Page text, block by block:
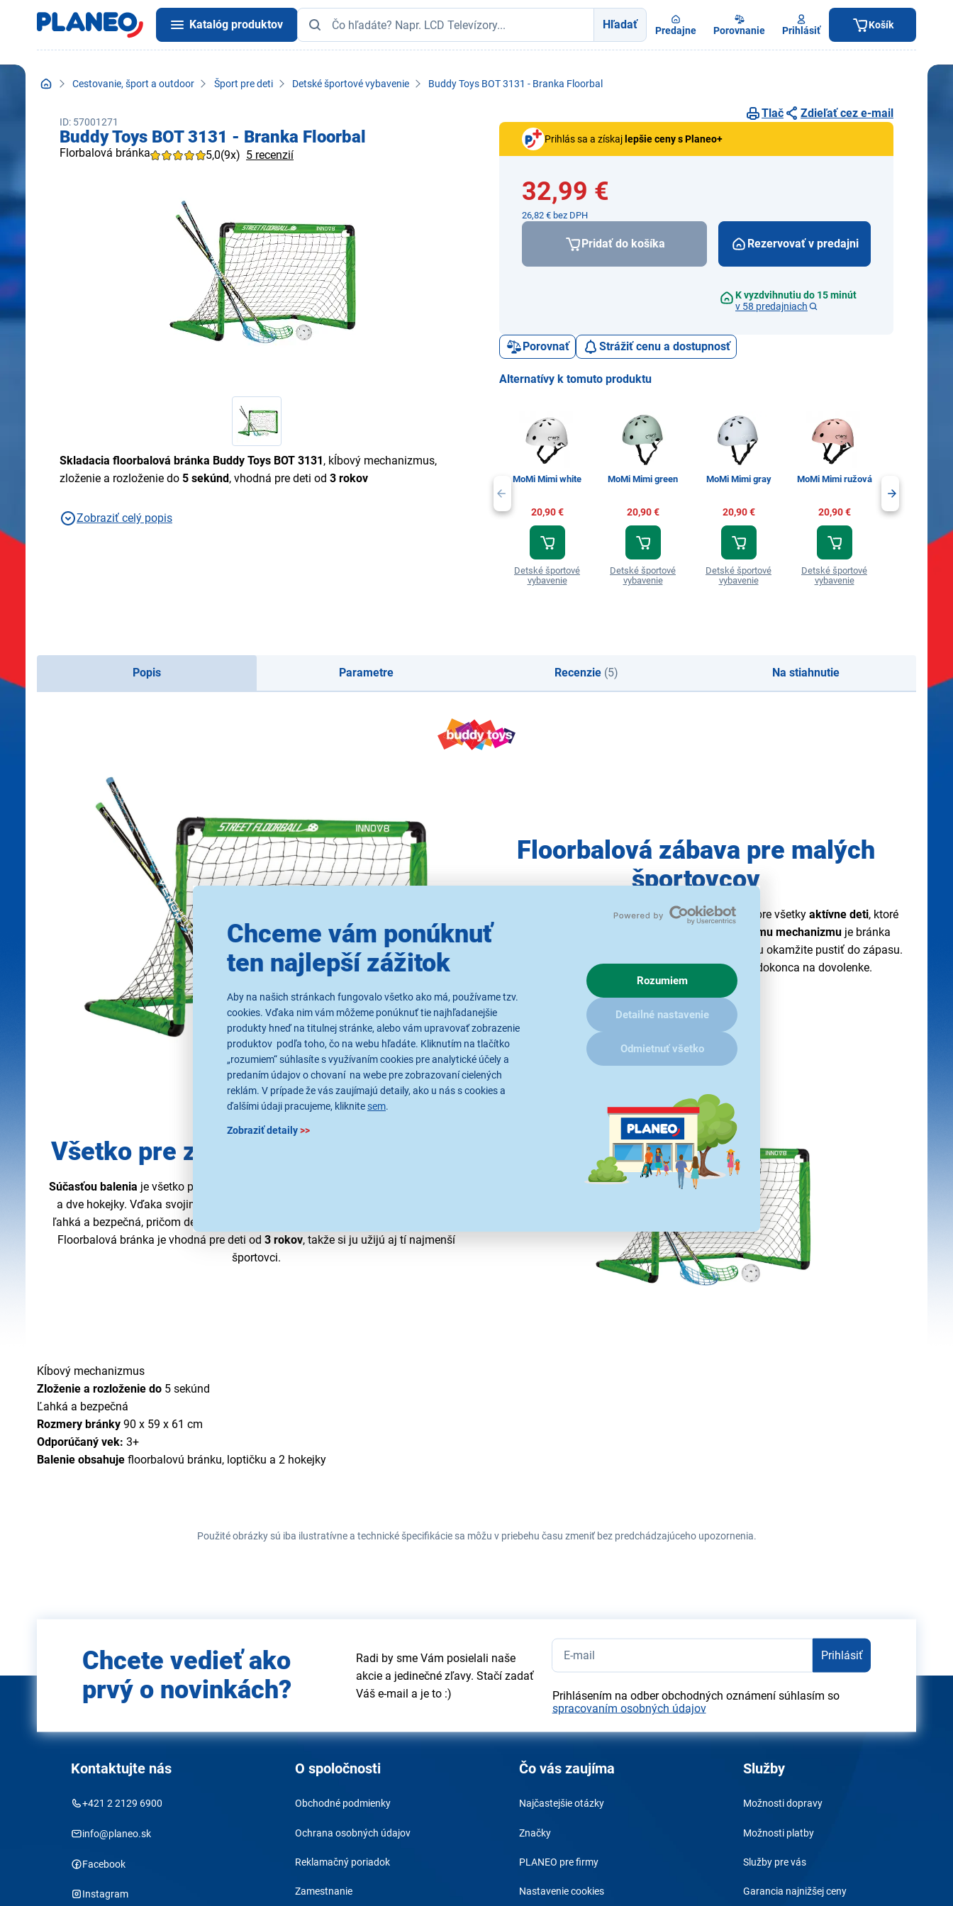
Chceme vám ponúknuť
ten najlepší zážitok
Aby na našich stránkach fungovalo všetko ako má, používame tzv.
cookies. Vďaka nim vám môžeme ponúknuť tie najhľadanejšie
produkty hneď na titulnej stránke, alebo vám upravovať zobrazenie
produktov podľa toho, čo na webu hľadáte. Kliknutím na tlačítko
„rozumiem“ súhlasíte s využívaním cookies pre analytické účely a
predaním údajov o chovaní na webe pre zobrazovaní cielených
reklám. V prípade že vás zaujímajú detaily, ako u nás s cookies a
ďalšími údaji pracujeme, kliknite sem.
Zobraziť detaily>>
Rozumiem
Detailné nastavenie
Odmietnuť všetko
Katalóg produktov Hľadať Predajne Porovnanie Prihlásiť Košík
Cestovanie, šport a outdoor Šport pre deti Detské športové vybavenie Buddy Toys BOT 3131 - Branka Floorbal
ID: 57001271
Buddy Toys BOT 3131 - Branka Floorbal
Florbalová bránka 5,0(9x) 5 recenzií
Skladacia floorbalová bránka Buddy Toys BOT 3131 , kĺbový mechanizmus,
zloženie a rozloženie do 5 sekúnd , vhodná pre deti od 3 rokov
Zobraziť celý popis
Tlač Zdieľať cez e-mail
Prihlás sa a získaj lepšie ceny s Planeo+
32,99 €
26,82 € bez DPH
Pridať do košíka Rezervovať v predajni
K vyzdvihnutiu do 15 minút
v 58 predajniach
Porovnať Strážiť cenu a dostupnosť
Alternatívy k tomuto produktu
MoMi Mimi white
20,90 €
Detské športové
vybavenie
MoMi Mimi green
20,90 €
Detské športové
vybavenie
MoMi Mimi gray
20,90 €
Detské športové
vybavenie
MoMi Mimi ružová
20,90 €
Detské športové
vybavenie
Popis Parametre Recenzie(5) Na stiahnutie
Floorbalová zábava pre malých
športovcov
Skladacia floorbalová bránka Buddy Toys je ideálna pre všetkyaktívne deti, ktoré
kĺbovému mechanizmu je bránka
, takže sa deti môžu okamžite pustiť do zápasu.
Je vhodná na použitie doma, na záhrade alebo dokonca na dovolenke.
Všetko pre zábavnú floorbalovú hru
Súčasťou balenia je všetko potrebné na zábavnú
a dve hokejky. Vďaka svojim
ľahká a bezpečná, pričom deti ju môžu jednoducho prenášať a rozložiť kdekoľvek.
Floorbalová bránka je vhodná pre deti od 3 rokov, takže si ju užijú aj tí najmenší
športovci.
Kĺbový mechanizmus
Zloženie a rozloženie do 5 sekúnd
Ľahká a bezpečná
Rozmery bránky 90 x 59 x 61 cm
Odporúčaný vek: 3+
Balenie obsahuje floorbalovú bránku, loptičku a 2 hokejky
Použité obrázky sú iba ilustratívne a technické špecifikácie sa môžu v priebehu času zmeniť bez predchádzajúceho upozornenia.
e-mail
Chcete vedieť ako
prvý o novinkách?
Radi by sme Vám posielali naše
akcie a jedinečné zľavy. Stačí zadať
Váš e-mail a je to :)
Prihlásiť
Prihlásením na odber obchodných oznámení súhlasím so
spracovaním osobných údajov
Kontaktujte nás
+421 2 2129 6900
info@planeo.sk
Facebook
Instagram
O spoločnosti
Obchodné podmienky
Ochrana osobných údajov
Reklamačný poriadok
Zamestnanie
Čo vás zaujíma
Najčastejšie otázky
Značky
PLANEO pre firmy
Nastavenie cookies
Služby
Možnosti dopravy
Možnosti platby
Služby pre vás
Garancia najnižšej ceny